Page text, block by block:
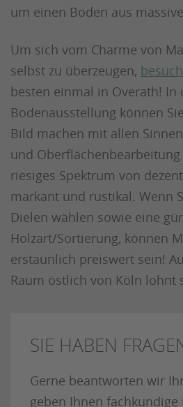
um einen Boden aus
Um sich vom Charme von
selbst zu überzeugen,
besten einmal in Overath! In
Bodenausstellung können
Bild machen mit allen
und Oberflächenbearbeitung
riesiges Spektrum von
markant und rustikal. Wenn
Dielen wählen sowie eine
Holzart/Sortierung, können
erstaunlich preiswert sein!
Raum östlich von Köln lohnt
SIE HABEN
Gerne beantworten wir
geben Ihnen fachkundige